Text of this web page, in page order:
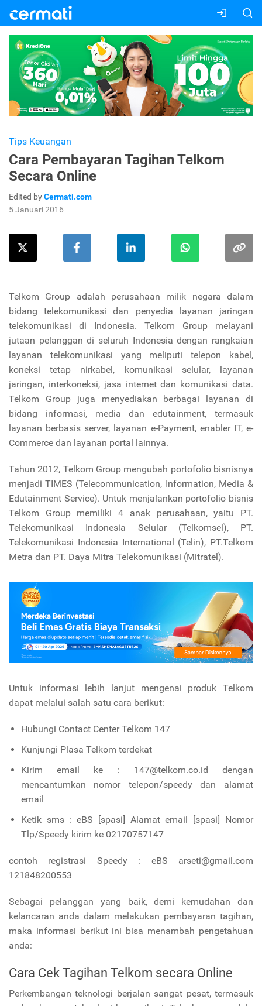
Tips Keuangan
Cara Pembayaran Tagihan Telkom
Secara Online
Edited byCermati.com
5 Januari 2016
Telkom Group adalah perusahaan milik negara dalam
bidang telekomunikasi dan penyedia layanan jaringan
telekomunikasi di Indonesia. Telkom Group melayani
jutaan pelanggan di seluruh Indonesia dengan rangkaian
layanan telekomunikasi yang meliputi telepon kabel,
koneksi tetap nirkabel, komunikasi selular, layanan
jaringan, interkoneksi, jasa internet dan komunikasi data.
Telkom Group juga menyediakan berbagai layanan di
bidang informasi, media dan edutainment, termasuk
layanan berbasis server, layanan e-Payment, enabler IT, e-
Commerce dan layanan portal lainnya.
Tahun 2012, Telkom Group mengubah portofolio bisnisnya
menjadi TIMES (Telecommunication, Information, Media &
Edutainment Service). Untuk menjalankan portofolio bisnis
Telkom Group memiliki 4 anak perusahaan, yaitu PT.
Telekomunikasi Indonesia Selular (Telkomsel), PT.
Telekomunikasi Indonesia International (Telin), PT.Telkom
Metra dan PT. Daya Mitra Telekomunikasi (Mitratel).
Untuk informasi lebih lanjut mengenai produk Telkom
dapat melalui salah satu cara berikut:
Hubungi Contact Center Telkom 147
Kunjungi Plasa Telkom terdekat
Kirim email ke : 147@telkom.co.id dengan
mencantumkan nomor telepon/speedy dan alamat
email
Ketik sms : eBS [spasi] Alamat email [spasi] Nomor
Tlp/Speedy kirim ke 02170757147
contoh registrasi Speedy : eBS arseti@gmail.com
121848200553
Sebagai pelanggan yang baik, demi kemudahan dan
kelancaran anda dalam melakukan pembayaran tagihan,
maka informasi berikut ini bisa menambah pengetahuan
anda:
Cara Cek Tagihan Telkom secara Online
Perkembangan teknologi berjalan sangat pesat, termasuk